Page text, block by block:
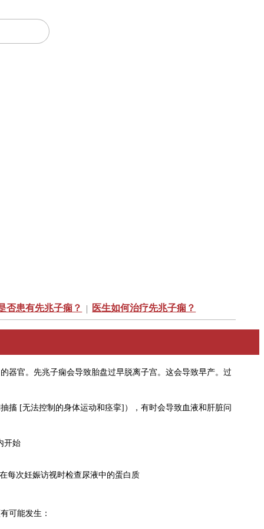
否患有先兆子痫？ | 医生如何治疗先兆子痫？
器官。先兆子痫会导致胎盘过早脱离子宫。这会导致早产。过
搐 [无法控制的身体运动和痉挛]），有时会导致血液和肝脏问
开始
每次妊娠访视时检查尿液中的蛋白质
可能发生：